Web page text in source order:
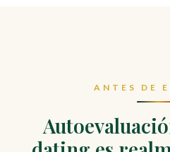
ANTES DE